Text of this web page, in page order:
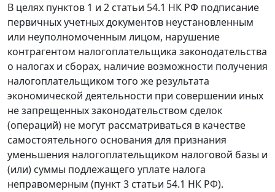
В целях пунктов 1 и 2 статьи 54.1 НК РФ подписание
первичных учетных документов неустановленным
или неуполномоченным лицом, нарушение
контрагентом налогоплательщика законодательства
о налогах и сборах, наличие возможности получения
налогоплательщиком того же результата
экономической деятельности при совершении иных
не запрещенных законодательством сделок
(операций) не могут рассматриваться в качестве
самостоятельного основания для признания
уменьшения налогоплательщиком налоговой базы и
(или) суммы подлежащего уплате налога
неправомерным (пункт 3 статьи 54.1 НК РФ).